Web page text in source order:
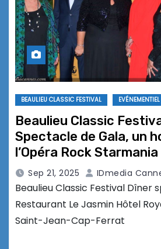
BEAULIEU CLASSIC FESTIVAL EVÉNEMENTIEL
Beaulieu Classic
Spectacle de Gala, un
l’Opéra Rock Starmania
Sep 21, 2025 IDmedia
Beaulieu Classic Festival Dîner
Restaurant Le Jasmin Hôtel
Saint-Jean-Cap-Ferrat